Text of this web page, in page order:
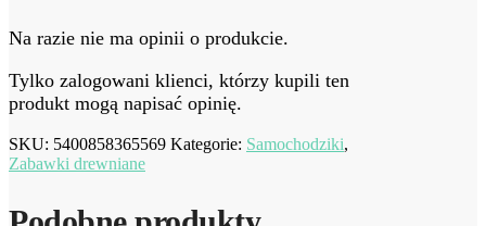
Na razie nie ma opinii o produkcie.
Tylko zalogowani klienci, którzy kupili ten
produkt mogą napisać opinię.
SKU: 5400858365569 Kategorie: Samochodziki,
Zabawki drewniane